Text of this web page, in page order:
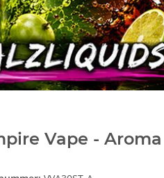
Vape -